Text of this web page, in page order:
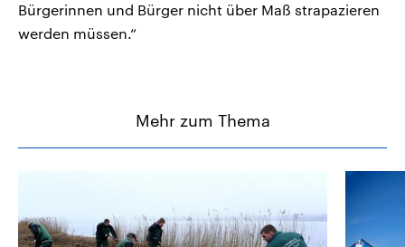
Bürgerinnen und Bürger nicht über Maß strapazieren
werden müssen.“
Mehr zum Thema